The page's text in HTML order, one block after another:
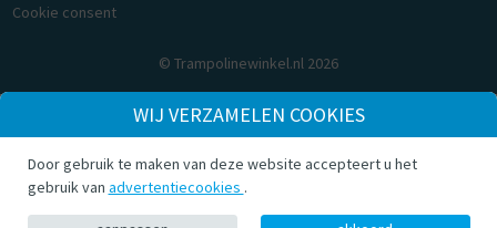
Cookie consent
© Trampolinewinkel.nl 2026
WIJ VERZAMELEN COOKIES
Door gebruik te maken van deze website accepteert u het
gebruik van advertentiecookies .